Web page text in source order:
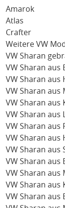
Amarok
Atlas
Crafter
Weitere VW
VW Sharan
VW Sharan aus
VW Sharan aus
VW Sharan aus
VW Sharan aus
VW Sharan aus
VW Sharan aus
VW Sharan aus
VW Sharan aus
VW Sharan aus
VW Sharan aus
VW Sharan aus
VW Sharan aus